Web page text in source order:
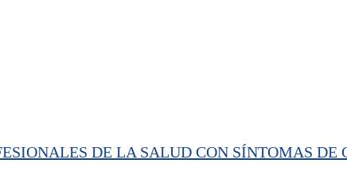
DE LA SALUD CON SÍNTOMAS DE